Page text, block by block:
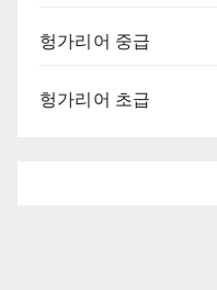
헝가리어 중급
헝가리어 초급